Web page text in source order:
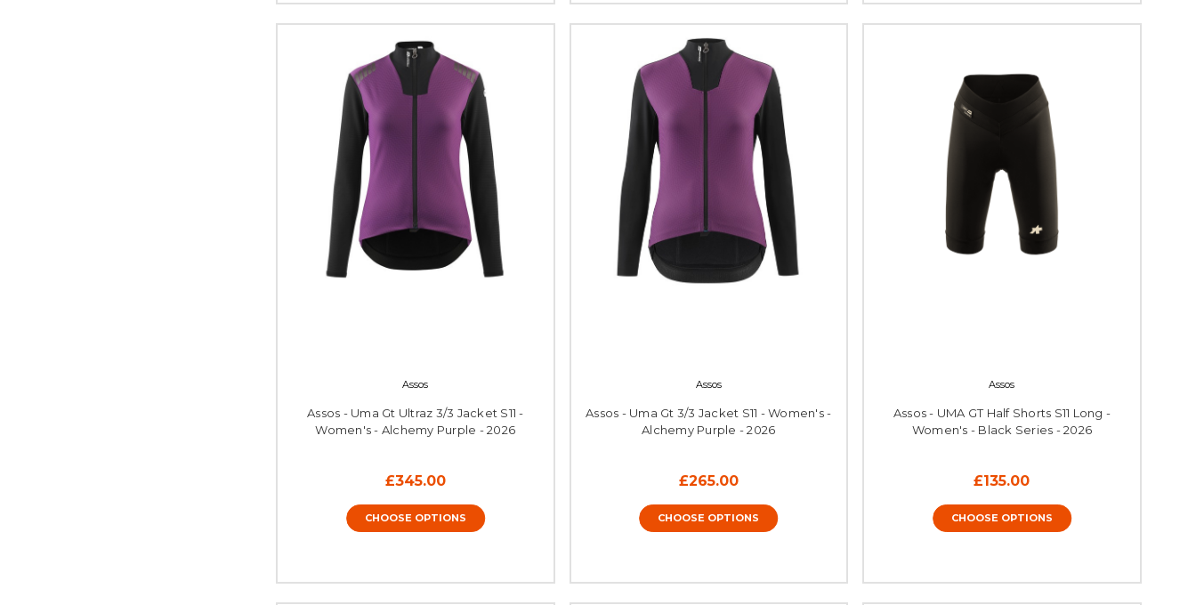
Assos
Assos - Uma Gt Ultraz 3/3 Jacket S11 -
Women's - Alchemy Purple - 2026
£345.00
CHOOSE OPTIONS
Assos
Assos - Uma Gt 3/3 Jacket S11 - Women's -
Alchemy Purple - 2026
£265.00
CHOOSE OPTIONS
Assos
Assos - UMA GT Half Shorts S11 Long -
Women's - Black Series - 2026
£135.00
CHOOSE OPTIONS